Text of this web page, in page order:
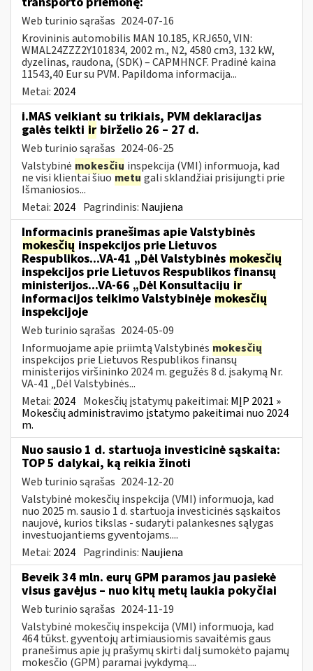
Web turinio sąrašas 2024-07-16
Krovininis automobilis MAN 10.185, KRJ650, VIN:
WMAL24ZZZ2Y101834, 2002 m., N2, 4580 cm3, 132 kW,
dyzelinas, raudona, (SDK) – CAPMHNCF. Pradinė kaina
11543,40 Eur su PVM. Papildoma informacija...
Metai: 2024
i.MAS veikiant su trikiais, PVM deklaracijas
galės teikti ir birželio 26 – 27 d.
Web turinio sąrašas 2024-06-25
Valstybinė mokesčių inspekcija (VMI) informuoja, kad
ne visi klientai šiuometu gali sklandžiai prisijungti prie
Išmaniosios...
Metai: 2024 Pagrindinis: Naujiena
Informacinis pranešimas apie Valstybinės
mokesčių inspekcijos prie Lietuvos
Respublikos...VA-41 „Dėl Valstybinės mokesčių
inspekcijos prie Lietuvos Respublikos finansų
ministerijos...VA-66 „Dėl Konsultacijų ir
informacijos teikimo Valstybinėje mokesčių
inspekcijoje
Web turinio sąrašas 2024-05-09
Informuojame apie priimtą Valstybinės mokesčių
inspekcijos prie Lietuvos Respublikos finansų
ministerijos viršininko 2024 m. gegužės 8 d. įsakymą Nr.
VA-41 „Dėl Valstybinės...
Metai: 2024 Mokesčių įstatymų pakeitimai: MĮP 2021 »
Mokesčių administravimo įstatymo pakeitimai nuo 2024
m.
Nuo sausio 1 d. startuoja investicinė sąskaita:
TOP 5 dalykai, ką reikia žinoti
Web turinio sąrašas 2024-12-20
Valstybinė mokesčių inspekcija (VMI) informuoja, kad
nuo 2025 m. sausio 1 d. startuoja investicinės sąskaitos
naujovė, kurios tikslas - sudaryti palankesnes sąlygas
investuojantiems gyventojams....
Metai: 2024 Pagrindinis: Naujiena
Beveik 34 mln. eurų GPM paramos jau pasiekė
visus gavėjus – nuo kitų metų laukia pokyčiai
Web turinio sąrašas 2024-11-19
Valstybinė mokesčių inspekcija (VMI) informuoja, kad
464 tūkst. gyventojų artimiausiomis savaitėmis gaus
pranešimus apie jų prašymų skirti dalį sumokėto pajamų
mokesčio (GPM) paramai įvykdymą....